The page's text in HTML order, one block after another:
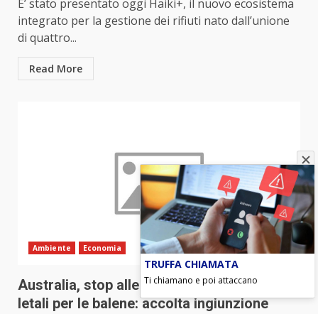
E’ stato presentato oggi Haiki+, il nuovo ecosistema
integrato per la gestione dei rifiuti nato dall’unione
di quattro...
Read More
Ambiente Economia
Australia, stop alle esplosioni subacquee
letali per le balene: accolta ingiunzione
TRUFFA CHIAMATA
Ti chiamano e poi attaccano